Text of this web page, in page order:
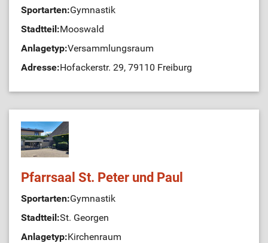
Sportarten:Gymnastik
Stadtteil:Mooswald
Anlagetyp:Versammlungsraum
Adresse:Hofackerstr. 29, 79110 Freiburg
Pfarrsaal St. Peter und Paul
Sportarten:Gymnastik
Stadtteil:St. Georgen
Anlagetyp:Kirchenraum